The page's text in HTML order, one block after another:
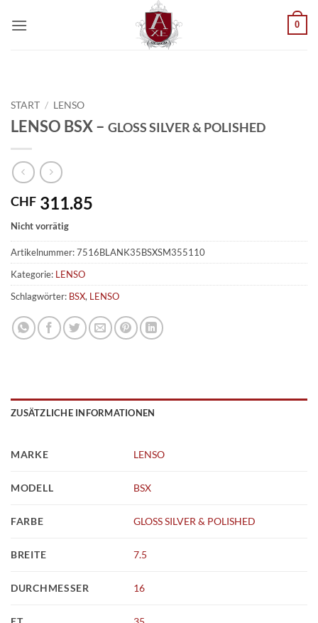
Inhalt
0
START / LENSO
LENSO BSX – GLOSS SILVER & POLISHED
CHF 311.85
Nicht vorrätig
Artikelnummer:7516BLANK35BSXSM355110
Kategorie: LENSO
Schlagwörter: BSX, LENSO
ZUSÄTZLICHE INFORMATIONEN
MARKE LENSO
MODELL BSX
FARBE GLOSS SILVER & POLISHED
BREITE 7.5
DURCHMESSER 16